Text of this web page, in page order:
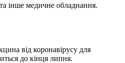
інше медичне обладнання.
від коронавірусу для
до кінця липня.